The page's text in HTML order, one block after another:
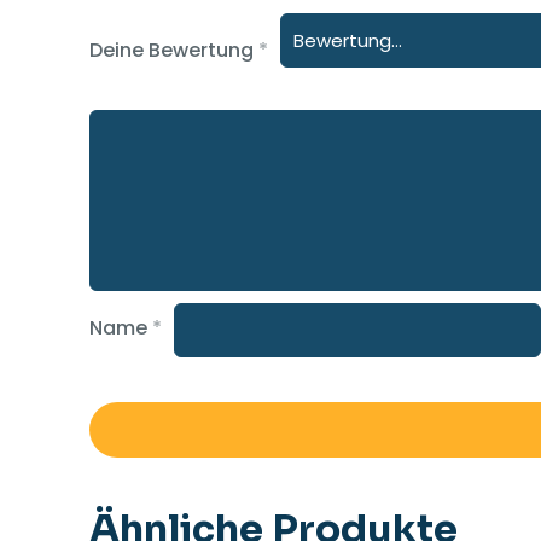
Deine Bewertung *
Name *
Ähnliche Produkte